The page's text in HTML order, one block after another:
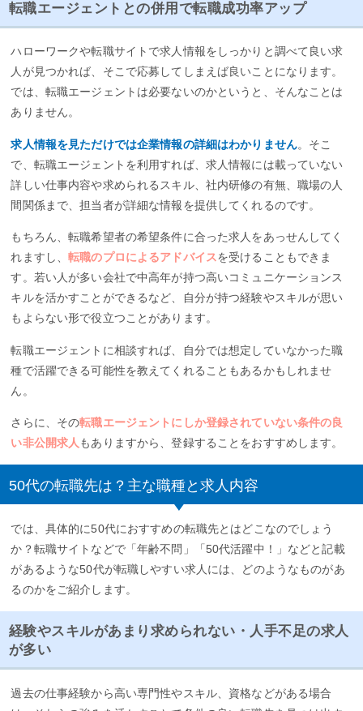
転職エージェントとの併用で転職成功率アップ
ハローワークや転職サイトで求人情報をしっかりと調べて良い求
人が見つかれば、そこで応募してしまえば良いことになります。
では、転職エージェントは必要ないのかというと、そんなことは
ありません。
求人情報を見ただけでは企業情報の詳細はわかりません。そこ
で、転職エージェントを利用すれば、求人情報には載っていない
詳しい仕事内容や求められるスキル、社内研修の有無、職場の人
間関係まで、担当者が詳細な情報を提供してくれるのです。
もちろん、転職希望者の希望条件に合った求人をあっせんしてく
れますし、転職のプロによるアドバイスを受けることもできま
す。若い人が多い会社で中高年が持つ高いコミュニケーションス
キルを活かすことができるなど、自分が持つ経験やスキルが思い
もよらない形で役立つことがあります。
転職エージェントに相談すれば、自分では想定していなかった職
種で活躍できる可能性を教えてくれることもあるかもしれませ
ん。
さらに、その転職エージェントにしか登録されていない条件の良
い非公開求人 もありますから、登録することをおすすめします。
50代の転職先は？主な職種と求人内容
では、具体的に50代におすすめの転職先とはどこなのでしょう
か？転職サイトなどで「年齢不問」「50代活躍中！」などと記載
があるような50代が転職しやすい求人には、どのようなものがあ
るのかをご紹介します。
経験やスキルがあまり求められない・人手不足の求人
が多い
過去の仕事経験から高い専門性やスキル、資格などがある場合